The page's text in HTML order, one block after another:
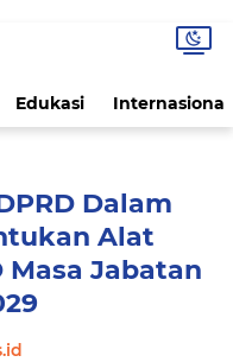
Edukasi Internasional
Dalam
Alat
Masa Jabatan